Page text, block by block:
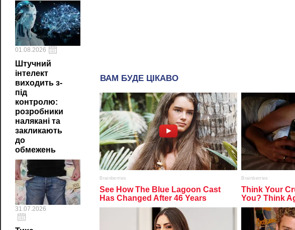
01.08.2026
Штучний
інтелект
виходить з-
під
контролю:
розробники
налякані та
закликають
до
обмежень
31.07.2026